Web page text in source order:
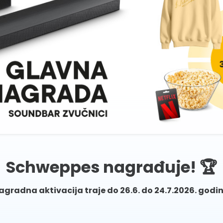
Schweppes nagrađuje! 🏆
aktivacija traje do 26.6. do 24.7.2026.